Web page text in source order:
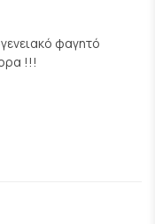
φαγητό
!!!